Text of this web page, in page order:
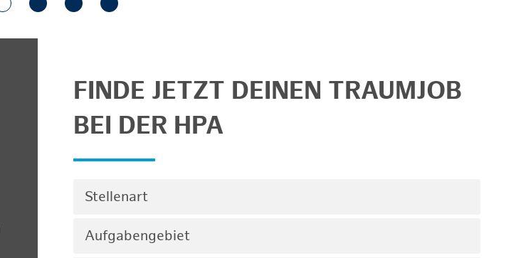
FINDE JETZT DEINEN TRAUMJOB
BEI DER HPA
Stellenart
Aufgabengebiet